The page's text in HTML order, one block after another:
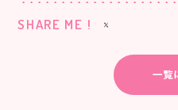
SHARE ME !
一覧